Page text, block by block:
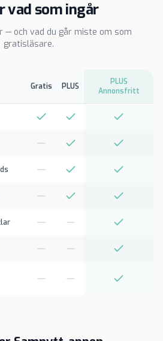
vad som ingår
— och vad du går miste om som
gratisläsare.
Gratis PLUS
PLUS
Annonsfritt